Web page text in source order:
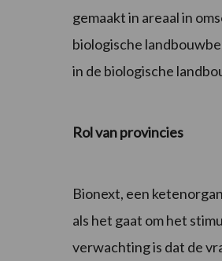
gemaakt in areaal in
biologische
in de biologische
Rol van provincies
Bionext, een
als het gaat om het
verwachting is dat de